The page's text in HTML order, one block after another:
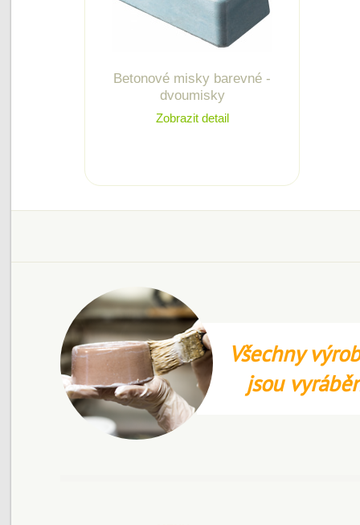
Betonové misky barevné -
dvoumisky
Zobrazit detail
Všechny
jsou